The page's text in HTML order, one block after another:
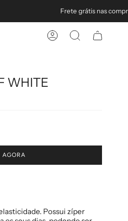
Minha
Pesquisar
Frete grátis nas
WHITE
AGORA
Possui zíper